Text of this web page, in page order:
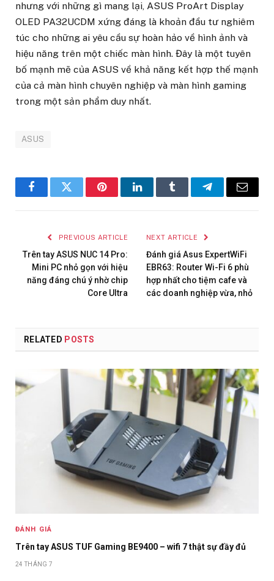
nhưng với những gì mang lại, ASUS ProArt Display
OLED PA32UCDM xứng đáng là khoản đầu tư nghiêm
túc cho những ai yêu cầu sự hoàn hảo về hình ảnh và
hiệu năng trên một chiếc màn hình. Đây là một tuyên
bố mạnh mẽ của ASUS về khả năng kết hợp thế mạnh
của cả màn hình chuyên nghiệp và màn hình gaming
trong một sản phẩm duy nhất.
ASUS
FacebookTwitter PinterestLinkedInTumblr TelegramEmail
PREVIOUS ARTICLE
Trên tay ASUS NUC 14 Pro:
Mini PC nhỏ gọn với hiệu
năng đáng chú ý nhờ chip
Core Ultra
NEXT ARTICLE
Đánh giá Asus ExpertWiFi
EBR63: Router Wi-Fi 6 phù
hợp nhất cho tiệm cafe và
các doanh nghiệp vừa, nhỏ
RELATED POSTS
ĐÁNH GIÁ
Trên tay ASUS TUF Gaming BE9400 – wifi 7 thật sự đầy đủ
24 THÁNG 7